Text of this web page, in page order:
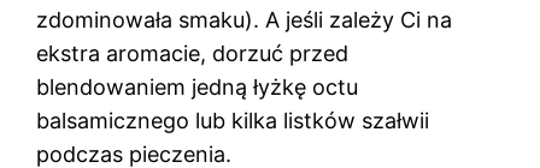
zdominowała smaku). A jeśli zależy Ci na
ekstra aromacie, dorzuć przed
blendowaniem jedną łyżkę octu
balsamicznego lub kilka listków szałwii
podczas pieczenia.